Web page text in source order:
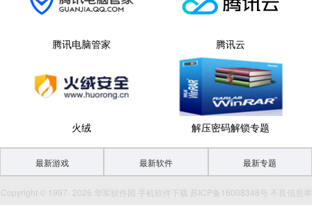
腾讯电脑管家 腾讯云
火绒 解压密码解锁专题
最新游戏 最新软件 最新专题
Copyright © 1997- 2026 华军软件园 手机软件下载 苏ICP备16008348号 不良信息举